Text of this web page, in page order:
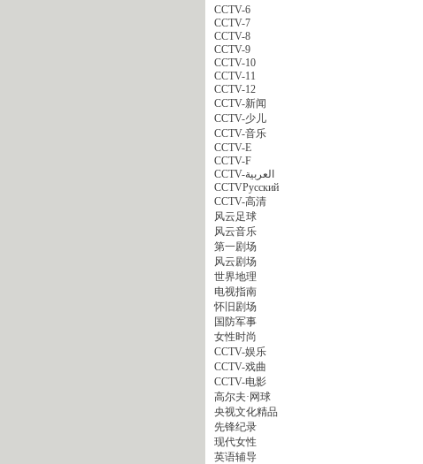
CCTV-6
CCTV-7
CCTV-8
CCTV-9
CCTV-10
CCTV-11
CCTV-12
CCTV-新闻
CCTV-少儿
CCTV-音乐
CCTV-E
CCTV-F
CCTV-العربية
CCTVPусский
CCTV-高清
风云足球
风云音乐
第一剧场
风云剧场
世界地理
电视指南
怀旧剧场
国防军事
女性时尚
CCTV-娱乐
CCTV-戏曲
CCTV-电影
高尔夫·网球
央视文化精品
先锋纪录
现代女性
英语辅导